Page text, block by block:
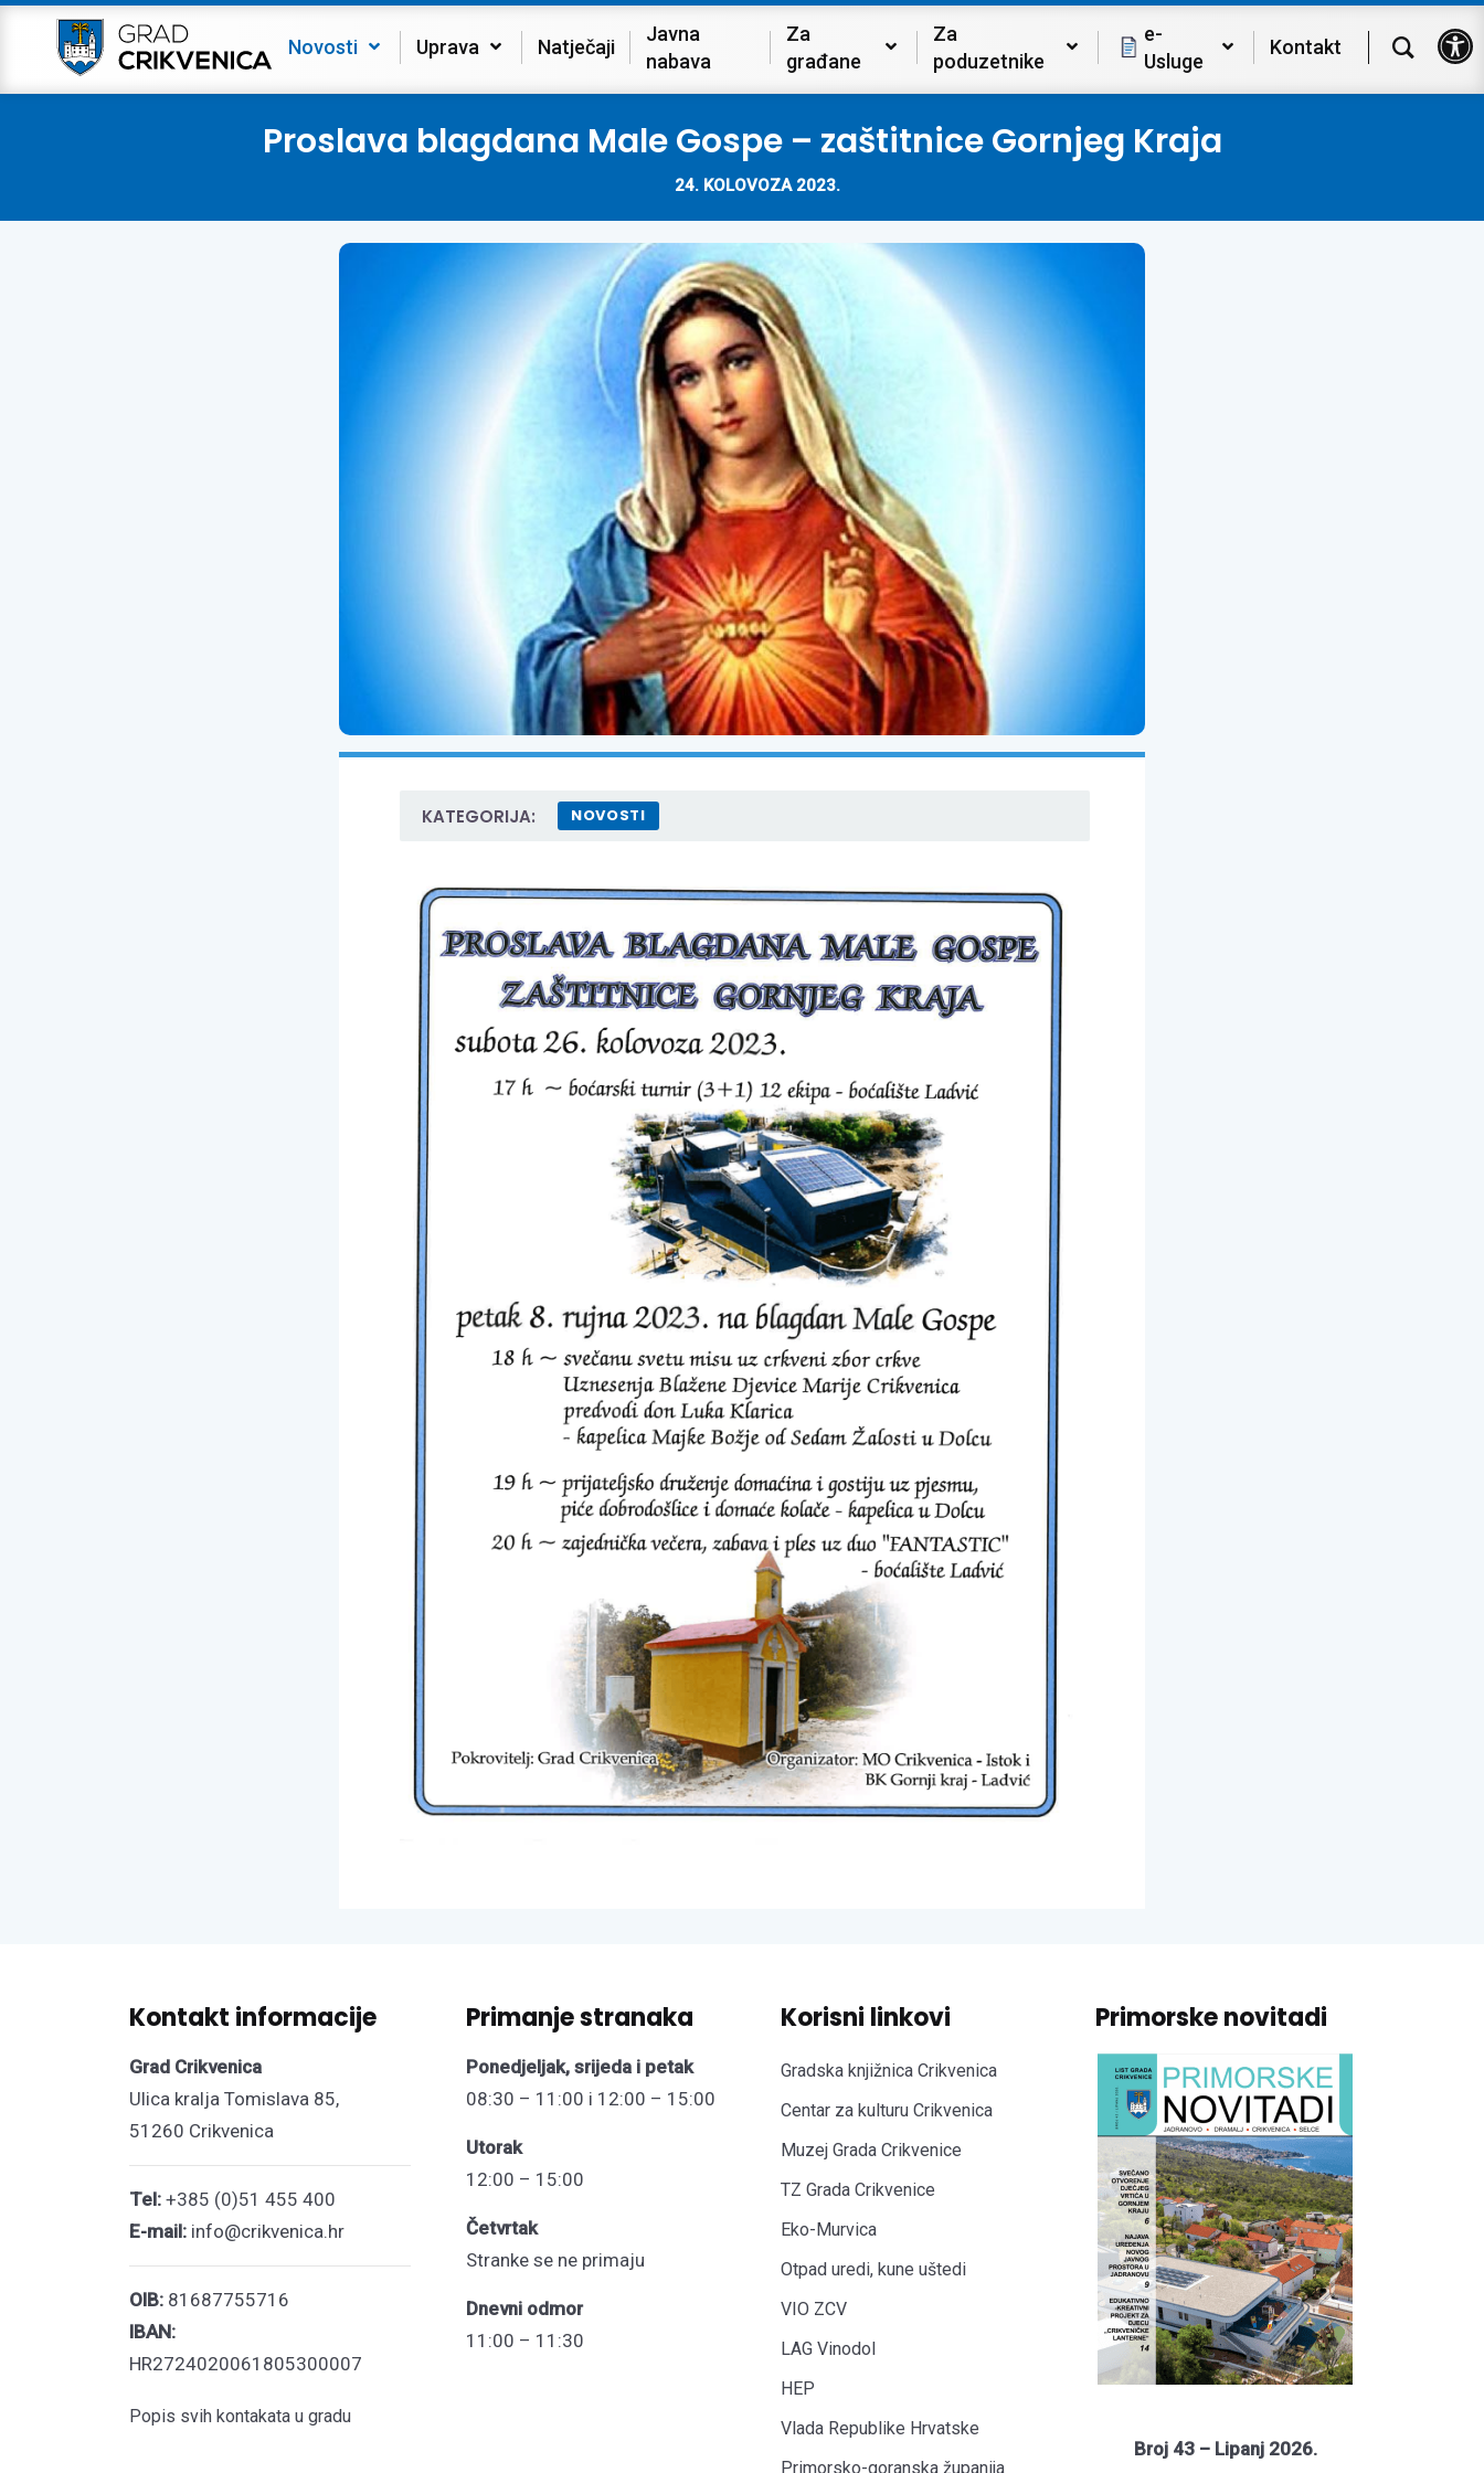
Novosti Uprava Natječaji
Javna
nabava
Za
građane
Za
poduzetnike
e-
Usluge
Kontakt
Proslava blagdana Male Gospe – zaštitnice Gornjeg Kraja
24. KOLOVOZA 2023.
KATEGORIJA: NOVOSTI
Kontakt informacije
Grad Crikvenica
Ulica kralja Tomislava 85,
51260 Crikvenica
Tel: +385 (0)51 455 400
E-mail: info@crikvenica.hr
OIB: 81687755716
IBAN:
HR2724020061805300007
Popis svih kontakata u gradu
Primanje stranaka
Ponedjeljak, srijeda i petak
08:30 – 11:00 i 12:00 – 15:00
Utorak
12:00 – 15:00
Četvrtak
Stranke se ne primaju
Dnevni odmor
11:00 – 11:30
Korisni linkovi
Gradska knjižnica Crikvenica
Centar za kulturu Crikvenica
Muzej Grada Crikvenice
TZ Grada Crikvenice
Eko-Murvica
Otpad uredi, kune uštedi
VIO ZCV
LAG Vinodol
HEP
Vlada Republike Hrvatske
Primorsko-goranska županija
Primorske novitadi
Broj 43 – Lipanj 2026.